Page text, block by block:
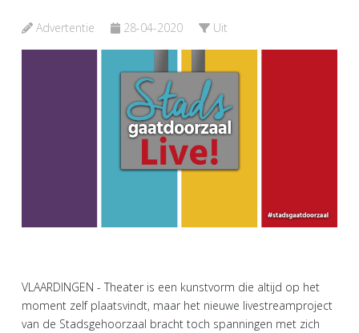
Advertentie 28-04-2020 Uit
VLAARDINGEN - Theater is een kunstvorm die altijd op het
moment zelf plaatsvindt, maar het nieuwe livestreamproject
van de Stadsgehoorzaal bracht toch spanningen met zich